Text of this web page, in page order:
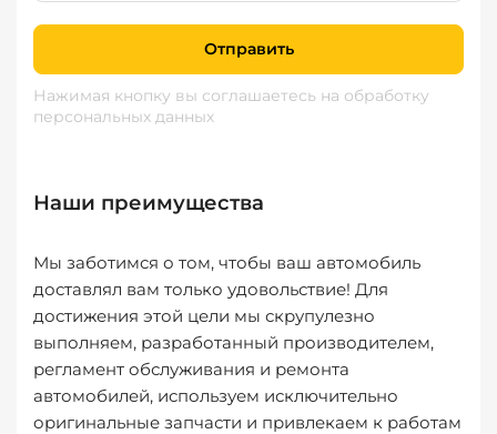
Отправить
Нажимая кнопку вы соглашаетесь на обработку
персональных данных
Наши преимущества
Мы заботимся о том, чтобы ваш автомобиль
доставлял вам только удовольствие! Для
достижения этой цели мы скрупулезно
выполняем, разработанный производителем,
регламент обслуживания и ремонта
автомобилей, используем исключительно
оригинальные запчасти и привлекаем к работам